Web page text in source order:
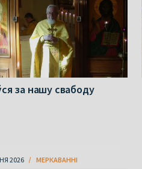
за нашу свабоду
2026 МЕРКАВАННI